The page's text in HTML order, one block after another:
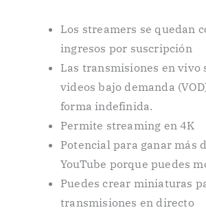
Los streamers se quedan
ingresos por suscripción
Las transmisiones en vivo
videos bajo demanda
forma indefinida.
Permite streaming en 4K
Potencial para ganar más
YouTube porque puedes
Puedes crear miniaturas
transmisiones en directo